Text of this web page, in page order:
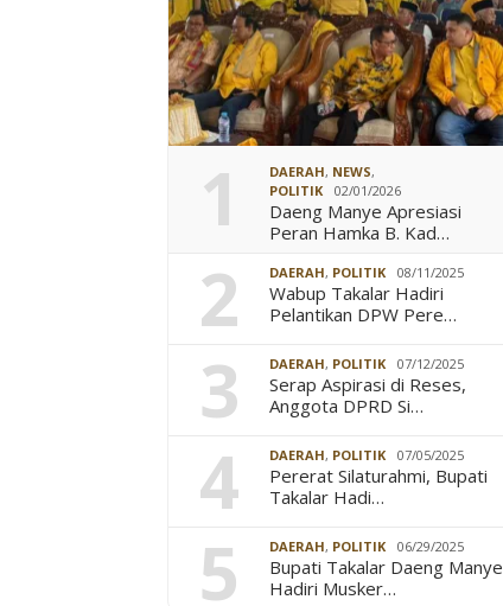
1 DAERAH, NEWS,
POLITIK
02/01/2026
Daeng Manye Apresiasi
Peran Hamka B. Kad…
2 DAERAH, POLITIK 08/11/2025
Wabup Takalar Hadiri
Pelantikan DPW Pere…
3 DAERAH, POLITIK 07/12/2025
Serap Aspirasi di Reses,
Anggota DPRD Si…
4 DAERAH, POLITIK 07/05/2025
Pererat Silaturahmi, Bupati
Takalar Hadi…
5 DAERAH, POLITIK 06/29/2025
Bupati Takalar Daeng Manye
Hadiri Musker…